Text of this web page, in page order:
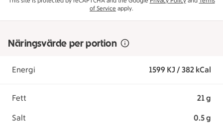
of Service apply.
Näringsvärde per portion
Energi 1599 KJ / 382 kCal
Fett 21 g
Salt 0.5 g